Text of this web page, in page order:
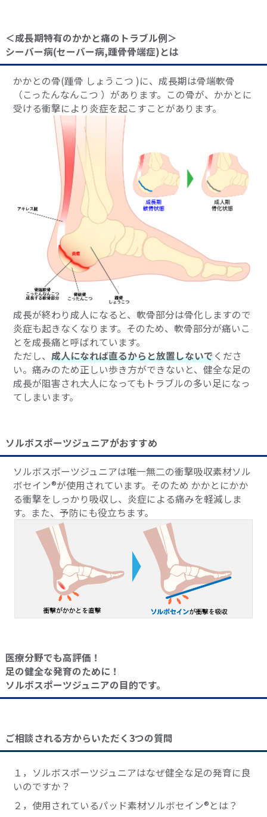
＜成長期特有のかかと痛のトラブル例＞
シーバー病(セーバー病,踵骨骨端症)とは
かかとの骨(踵骨 しょうこつ )に、成長期は骨端軟骨
（こったんなんこつ ）があります。この骨が、かかとに
受ける衝撃により炎症を起こすことがあります。
成長が終わり成人になると、軟骨部分は骨化しますので
炎症も起きなくなります。そのため、軟骨部分が痛いこ
とを成長痛と呼ばれています。
ただし、成人になれば直るからと放置しないでくださ
い。痛みのため正しい歩き方ができないと、健全な足の
成長が阻害され大人になってもトラブルの多い足になっ
てしまいます。
ソルボスポーツジュニアがおすすめ
ソルボスポーツジュニアは唯一無二の衝撃吸収素材ソル
ボセイン®が使用されています。そのため かかとにかか
る衝撃をしっかり吸収し、炎症による痛みを軽減しま
す。また、予防にも役立ちます。
医療分野でも高評価！
足の健全な発育のために！
ソルボスポーツジュニアの目的です。
ご相談される方からいただく3つの質問
１，ソルボスポーツジュニアはなぜ健全な足の発育に良
いのですか？
２，使用されているパッド素材ソルボセイン®とは？